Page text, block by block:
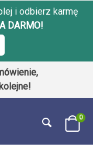
i odbierz karmę
DARMO!
0